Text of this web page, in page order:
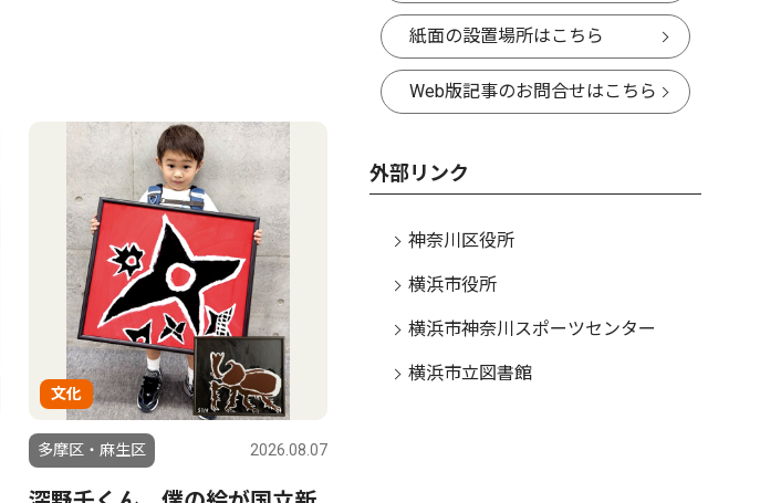
文化
多摩区・麻生区 2026.08.07
紙面の設置場所はこちら
Web版記事のお問合せはこちら
外部リンク
神奈川区役所
横浜市役所
横浜市神奈川スポーツセンター
横浜市立図書館